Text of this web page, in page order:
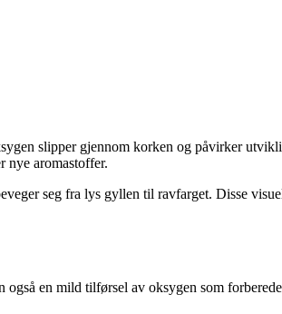
slipper gjennom korken og påvirker
nye aromastoffer.
seg fra lys gyllen til ravfarget. Disse
en mild tilførsel av oksygen som